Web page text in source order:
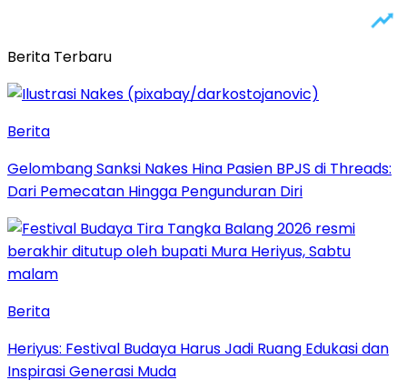
Berita Terbaru
Berita
Gelombang Sanksi Nakes Hina Pasien BPJS di Threads:
Dari Pemecatan Hingga Pengunduran Diri
Berita
Heriyus: Festival Budaya Harus Jadi Ruang Edukasi dan
Inspirasi Generasi Muda